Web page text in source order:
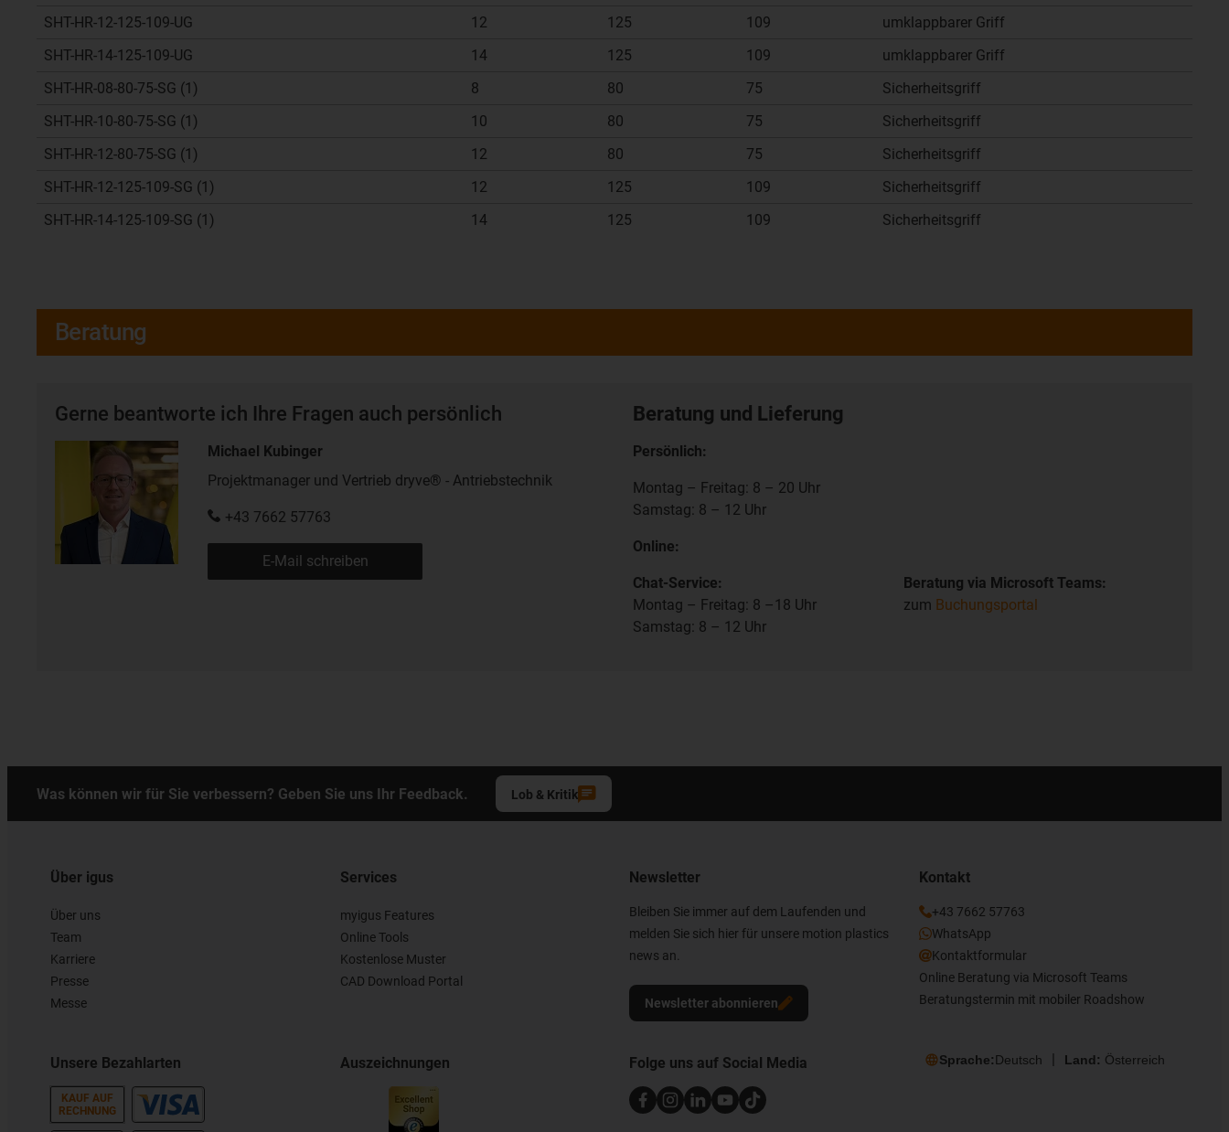
SHT-HR-12-125-109-UG
12 125 109
umklappbarer Griff
SHT-HR-14-125-109-UG
14 125 109
umklappbarer Griff
SHT-HR-08-80-75-SG (1)
8 80 75
Sicherheitsgriff
SHT-HR-10-80-75-SG (1)
10 80 75
Sicherheitsgriff
SHT-HR-12-80-75-SG (1)
12 80 75
Sicherheitsgriff
SHT-HR-12-125-109-SG (1)
12 125 109
Sicherheitsgriff
SHT-HR-14-125-109-SG (1)
14 125 109 Sicherheitsgriff
Beratung
Gerne beantworte ich Ihre Fragen auch persönlich
Michael Kubinger
Projektmanager und Vertrieb dryve® - Antriebstechnik
+43 7662 57763
E-Mail schreiben
Beratung und Lieferung
Persönlich:
Montag – Freitag: 8 – 20 Uhr
Samstag: 8 – 12 Uhr
Online:
Chat-Service:
Montag – Freitag: 8 –18 Uhr
Samstag: 8 – 12 Uhr
Beratung via Microsoft Teams:
zum Buchungsportal
Was können wir für Sie verbessern? Geben Sie uns Ihr Feedback. Lob & Kritik
Über igus
Über uns
Team
Karriere
Presse
Messe
Unsere Bezahlarten
KAUF AUF
RECHNUNG
Services
myigus Features
Online Tools
Kostenlose Muster
CAD Download Portal
Auszeichnungen
Newsletter
Bleiben Sie immer auf dem Laufenden und
melden Sie sich hier für unsere motion plastics
news an.
Newsletter abonnieren
Kontakt
+43 7662 57763
WhatsApp
Kontaktformular
Online Beratung via Microsoft Teams
Beratungstermin mit mobiler Roadshow
Folge uns auf Social Media Sprache:Deutsch Land: Österreich